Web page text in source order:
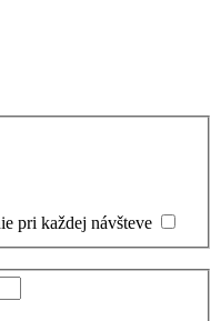
pri každej návšteve